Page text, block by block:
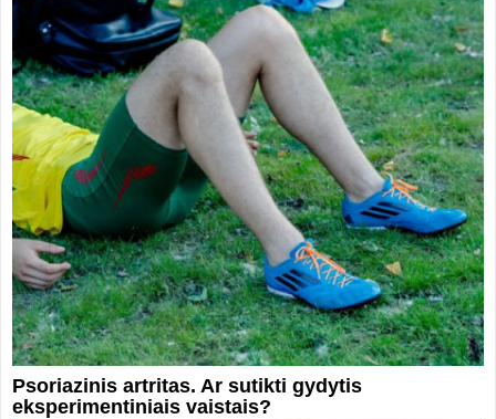
Psoriazinis artritas. Ar sutikti gydytis
eksperimentiniais vaistais?